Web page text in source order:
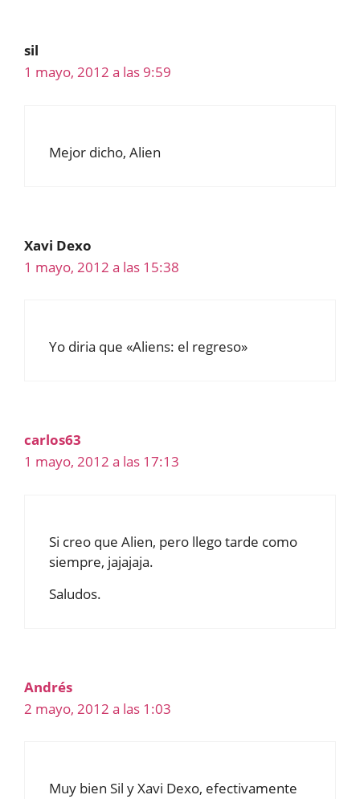
sil
1 mayo, 2012 a las 9:59
Mejor dicho, Alien
Xavi Dexo
1 mayo, 2012 a las 15:38
Yo diria que «Aliens: el regreso»
carlos63
1 mayo, 2012 a las 17:13
Si creo que Alien, pero llego tarde como
siempre, jajajaja.
Saludos.
Andrés
2 mayo, 2012 a las 1:03
Muy bien Sil y Xavi Dexo, efectivamente